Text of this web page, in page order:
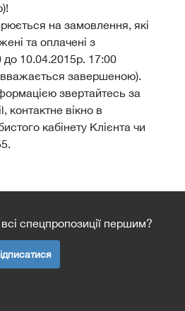
на замовлення, які
та оплачені з
до 10.04.2015р. 17:00
вважається завершеною).
звертайтесь за
контактне вікно в
кабінету Клієнта чи
спецпропозиції першим?